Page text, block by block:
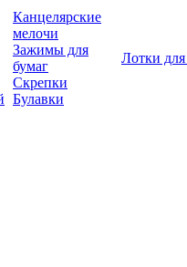
Канцелярские
мелочи
Зажимы для
бумаг
Скрепки
Булавки
Лотки